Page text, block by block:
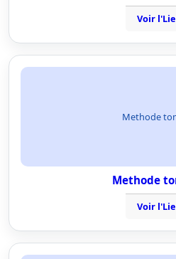
Voir
Methode
Methode
Voir